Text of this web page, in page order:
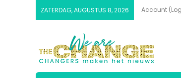
ZATERDAG, AUGUSTUS 8, 2026 Account